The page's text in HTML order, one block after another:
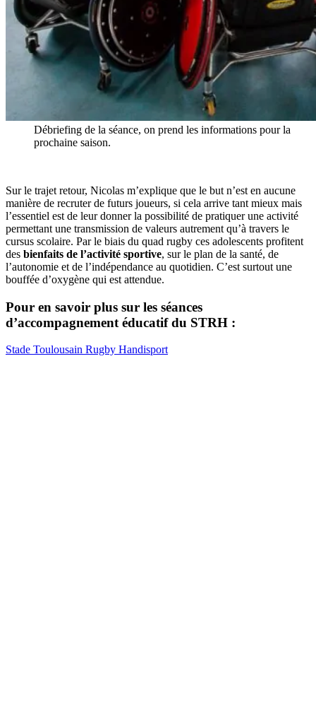
Débriefing de la séance, on prend les informations pour la
prochaine saison.
Sur le trajet retour, Nicolas m’explique que le but n’est en aucune
manière de recruter de futurs joueurs, si cela arrive tant mieux mais
l’essentiel est de leur donner la possibilité de pratiquer une activité
permettant une transmission de valeurs autrement qu’à travers le
cursus scolaire. Par le biais du quad rugby ces adolescents profitent
des bienfaits de l’activité sportive, sur le plan de la santé, de
l’autonomie et de l’indépendance au quotidien. C’est surtout une
bouffée d’oxygène qui est attendue.
Pour en savoir plus sur les séances
d’accompagnement éducatif du STRH :
Stade Toulousain Rugby Handisport